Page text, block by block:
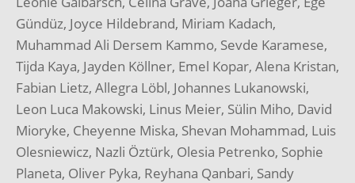
Gündüz, Joyce Hildebrand, Miriam Kadach,
Muhammad Ali Dersem Kammo, Sevde Karamese,
Tijda Kaya, Jayden Köllner, Emel Kopar, Alena Kristan,
Fabian Lietz, Allegra Löbl, Johannes Lukanowski,
Leon Luca Makowski, Linus Meier, Sülin Miho, David
Mioryke, Cheyenne Miska, Shevan Mohammad, Luis
Olesniewicz, Nazli Öztürk, Olesia Petrenko, Sophie
Planeta, Oliver Pyka, Reyhana Qanbari, Sandy